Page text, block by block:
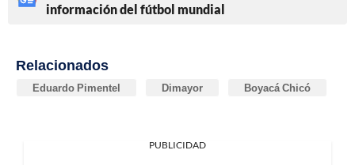
información del fútbol mundial
Relacionados
Eduardo Pimentel Dimayor Boyacá Chicó
PUBLICIDAD